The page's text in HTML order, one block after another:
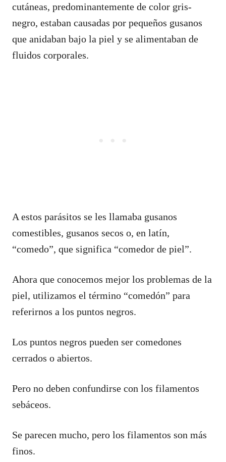
cutáneas, predominantemente de color gris-
negro, estaban causadas por pequeños gusanos
que anidaban bajo la piel y se alimentaban de
fluidos corporales.
A estos parásitos se les llamaba gusanos
comestibles, gusanos secos o, en latín,
“comedo”, que significa “comedor de piel”.
Ahora que conocemos mejor los problemas de la
piel, utilizamos el término “comedón” para
referirnos a los puntos negros.
Los puntos negros pueden ser comedones
cerrados o abiertos.
Pero no deben confundirse con los filamentos
sebáceos.
Se parecen mucho, pero los filamentos son más
finos.